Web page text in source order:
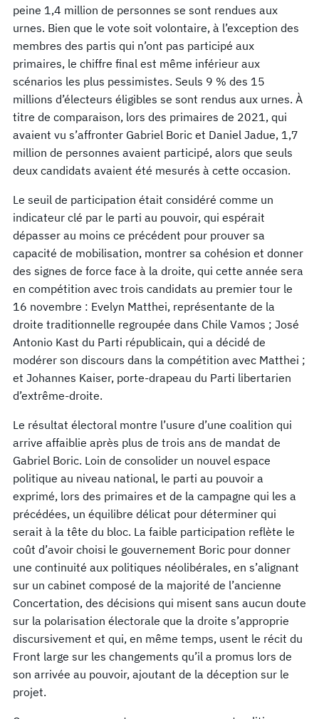
peine 1,4 million de personnes se sont rendues aux
urnes. Bien que le vote soit volontaire, à l’exception des
membres des partis qui n’ont pas participé aux
primaires, le chiffre final est même inférieur aux
scénarios les plus pessimistes. Seuls 9 % des 15
millions d’électeurs éligibles se sont rendus aux urnes. À
titre de comparaison, lors des primaires de 2021, qui
avaient vu s’affronter Gabriel Boric et Daniel Jadue, 1,7
million de personnes avaient participé, alors que seuls
deux candidats avaient été mesurés à cette occasion.
Le seuil de participation était considéré comme un
indicateur clé par le parti au pouvoir, qui espérait
dépasser au moins ce précédent pour prouver sa
capacité de mobilisation, montrer sa cohésion et donner
des signes de force face à la droite, qui cette année sera
en compétition avec trois candidats au premier tour le
16 novembre : Evelyn Matthei, représentante de la
droite traditionnelle regroupée dans Chile Vamos ; José
Antonio Kast du Parti républicain, qui a décidé de
modérer son discours dans la compétition avec Matthei ;
et Johannes Kaiser, porte-drapeau du Parti libertarien
d’extrême-droite.
Le résultat électoral montre l’usure d’une coalition qui
arrive affaiblie après plus de trois ans de mandat de
Gabriel Boric. Loin de consolider un nouvel espace
politique au niveau national, le parti au pouvoir a
exprimé, lors des primaires et de la campagne qui les a
précédées, un équilibre délicat pour déterminer qui
serait à la tête du bloc. La faible participation reflète le
coût d’avoir choisi le gouvernement Boric pour donner
une continuité aux politiques néolibérales, en s’alignant
sur un cabinet composé de la majorité de l’ancienne
Concertation, des décisions qui misent sans aucun doute
sur la polarisation électorale que la droite s’approprie
discursivement et qui, en même temps, usent le récit du
Front large sur les changements qu’il a promus lors de
son arrivée au pouvoir, ajoutant de la déception sur le
projet.